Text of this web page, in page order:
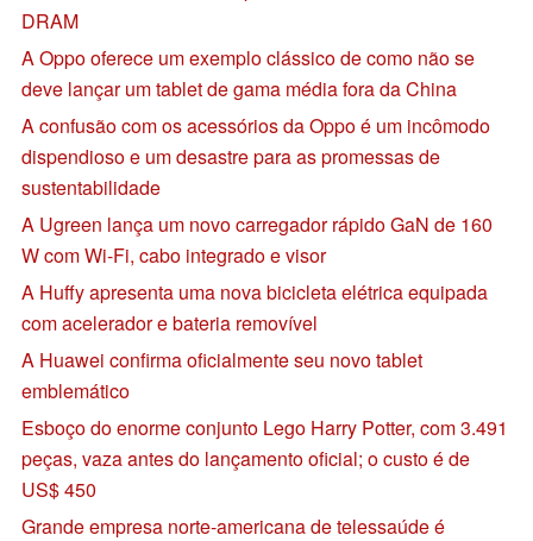
DRAM
A Oppo oferece um exemplo clássico de como não se
deve lançar um tablet de gama média fora da China
A confusão com os acessórios da Oppo é um incômodo
dispendioso e um desastre para as promessas de
sustentabilidade
A Ugreen lança um novo carregador rápido GaN de 160
W com Wi-Fi, cabo integrado e visor
A Huffy apresenta uma nova bicicleta elétrica equipada
com acelerador e bateria removível
A Huawei confirma oficialmente seu novo tablet
emblemático
Esboço do enorme conjunto Lego Harry Potter, com 3.491
peças, vaza antes do lançamento oficial; o custo é de
US$ 450
Grande empresa norte-americana de telessaúde é